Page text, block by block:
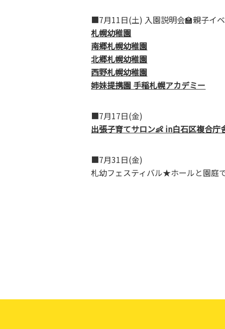
■7月11日(土) 入園説明会🏫親子イ
札幌幼稚園
南郷札幌幼稚園
北郷札幌幼稚園
西野札幌幼稚園
姉妹提携園 手稲札幌アカデミー
■7月17日(金)
出張子育てサロン👶 in白石区複合庁
■7月31日(金)
札幼フェスティバル★ホールと園庭